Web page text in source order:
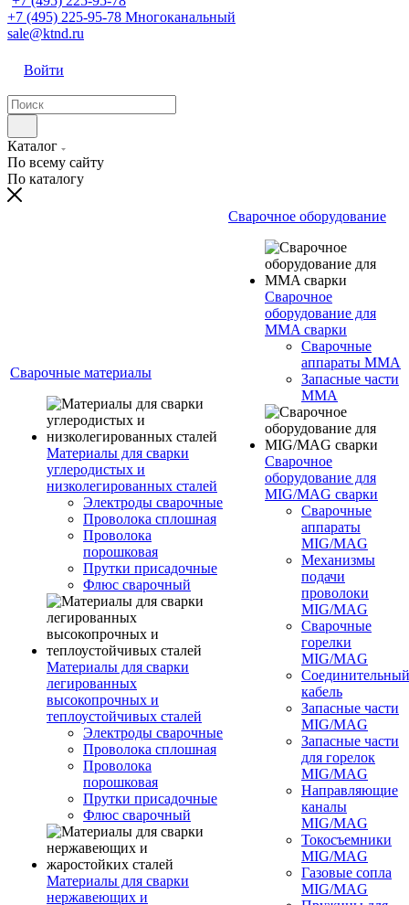
+7 (495) 225-95-78 Многоканальный
sale@ktnd.ru
Войти
Каталог
По всему сайту
По каталогу
Сварочные материалы
Материалы для сварки
углеродистых и
низколегированных сталей
Электроды сварочные
Проволока сплошная
Проволока
порошковая
Прутки присадочные
Флюс сварочный
Материалы для сварки
легированных
высокопрочных и
теплоустойчивых сталей
Электроды сварочные
Проволока сплошная
Проволока
порошковая
Прутки присадочные
Флюс сварочный
Материалы для сварки
нержавеющих и
Сварочное оборудование
Сварочное
оборудование для
MMA сварки
Сварочные
аппараты MMA
Запасные части
MMA
Сварочное
оборудование для
MIG/MAG сварки
Сварочные
аппараты
MIG/MAG
Механизмы
подачи
проволоки
MIG/MAG
Сварочные
горелки
MIG/MAG
Соединительный
кабель
Запасные части
MIG/MAG
Запасные части
для горелок
MIG/MAG
Направляющие
каналы
MIG/MAG
Токосъемники
MIG/MAG
Газовые сопла
MIG/MAG